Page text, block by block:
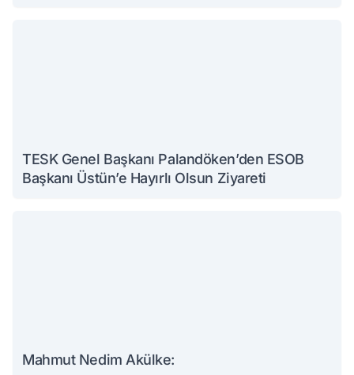
TESK Genel Başkanı Palandöken’den ESOB
Başkanı Üstün’e Hayırlı Olsun Ziyareti
Mahmut Nedim Akülke: